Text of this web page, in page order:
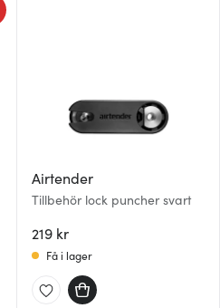
Airtender
Tillbehör lock puncher svart
219 kr
Få i lager